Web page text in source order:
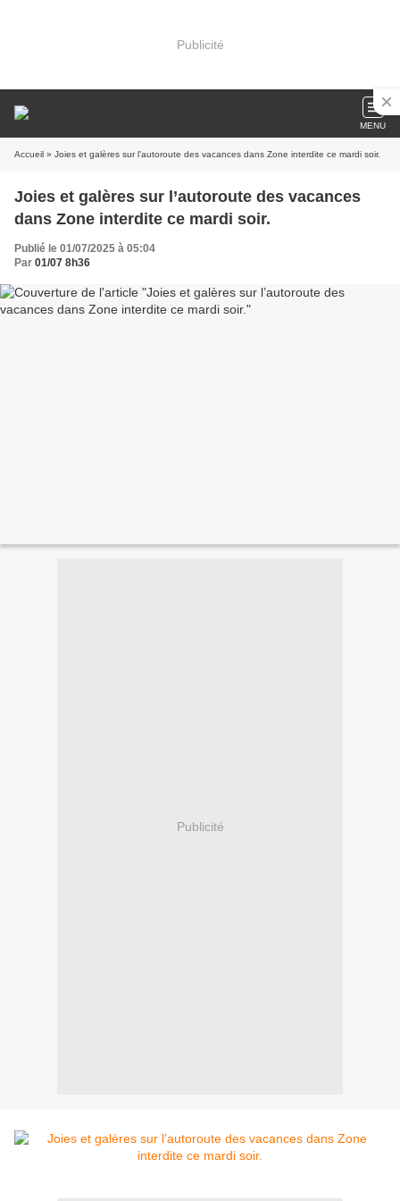
Publicité
MENU
Accueil » Joies et galères sur l’autoroute des vacances dans Zone interdite ce mardi soir.
Joies et galères sur l’autoroute des vacances
dans Zone interdite ce mardi soir.
Publié le 01/07/2025 à 05:04
Par 01/07 8h36
Publicité